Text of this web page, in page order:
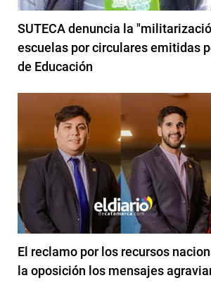
SUTECA denuncia la
escuelas por circulares emitidas
de Educación
El reclamo por los recursos
la oposición los mensajes